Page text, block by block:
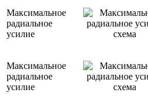
Максимальное
радиальное
усилие
Максимальное
радиальное
усилие